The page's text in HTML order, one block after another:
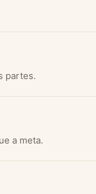
partes.
a meta.